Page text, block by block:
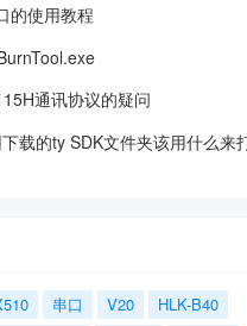
的使用教程
通讯协议的疑问
载的ty SDK文件夹该用什么来
串口 V20
HLK-B40